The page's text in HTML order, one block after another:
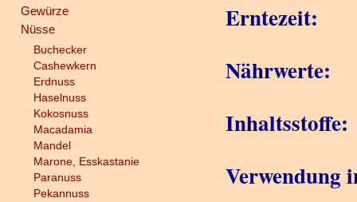
Gewürze
Nüsse
Buchecker
Cashewkern
Erdnuss
Haselnuss
Kokosnuss
Macadamia
Mandel
Marone, Esskastanie
Paranuss
Pekannuss
Erntezeit:
Nährwerte:
Inhaltsstoffe:
Verwendung